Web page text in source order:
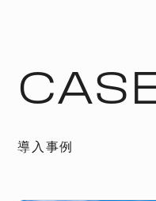
導入事例